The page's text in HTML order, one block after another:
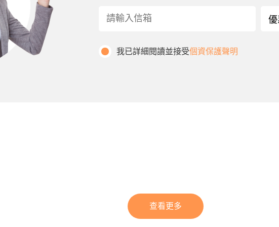
我已詳細閱讀並接受個資保護聲明
查看更多